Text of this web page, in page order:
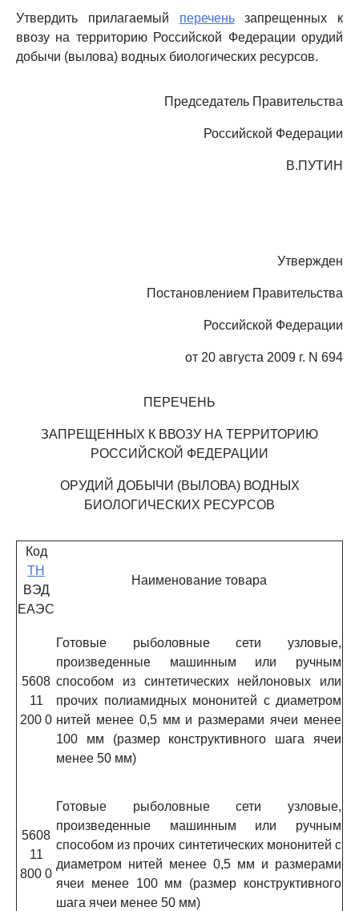
Утвердить прилагаемый переченьзапрещенных к
ввозу на территорию Российской Федерации орудий
добычи (вылова) водных биологических ресурсов.
Председатель Правительства
Российской Федерации
В.ПУТИН
Утвержден
Постановлением Правительства
Российской Федерации
от 20 августа 2009 г. N 694
ПЕРЕЧЕНЬ
ЗАПРЕЩЕННЫХ К ВВОЗУ НА ТЕРРИТОРИЮ
РОССИЙСКОЙ ФЕДЕРАЦИИ
ОРУДИЙ ДОБЫЧИ (ВЫЛОВА) ВОДНЫХ
БИОЛОГИЧЕСКИХ РЕСУРСОВ
Код
ТН
ВЭД
ЕАЭС
Наименование товара
5608
11
200 0
Готовые рыболовные сети узловые,
произведенные машинным или ручным
способом из синтетических нейлоновых или
прочих полиамидных мононитей с диаметром
нитей менее 0,5 мм и размерами ячеи менее
100 мм (размер конструктивного шага ячеи
менее 50 мм)
5608
11
800 0
Готовые рыболовные сети узловые,
произведенные машинным или ручным
способом из прочих синтетических мононитей с
диаметром нитей менее 0,5 мм и размерами
ячеи менее 100 мм (размер конструктивного
шага ячеи менее 50 мм)